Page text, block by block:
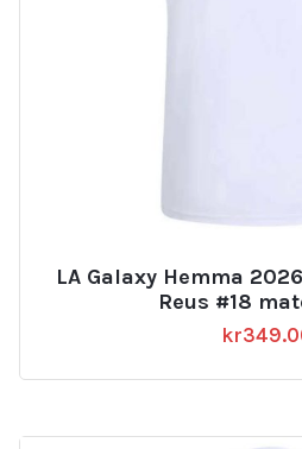
LA Galaxy Hemma
Reus #18
kr